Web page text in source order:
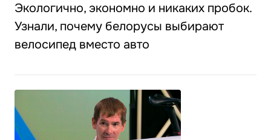
Экологично, экономно и никаких пробок.
Узнали, почему белорусы выбирают
велосипед вместо авто